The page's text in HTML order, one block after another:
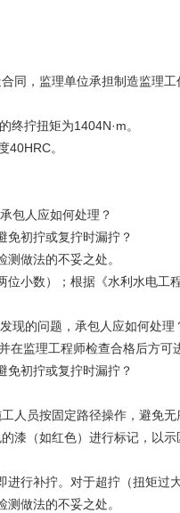
同，监理单位承担制造监理工
拧扭矩为1404N·m。
40HRC。
包人应如何处理？
免初拧或复拧时漏拧？
做法的不妥之处。
小数）；根据《水利水电工
现的问题，承包人应如何处理
监理工程师检查合格后方可
免初拧或复拧时漏拧？
人员按固定路径操作，避免无
漆（如红色）进行标记，以
行补拧。对于超拧（扭矩过
做法的不妥之处。